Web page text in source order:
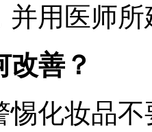
并用医师
改善？
惕化妆品